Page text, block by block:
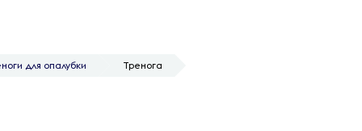
для опалубки Тренога